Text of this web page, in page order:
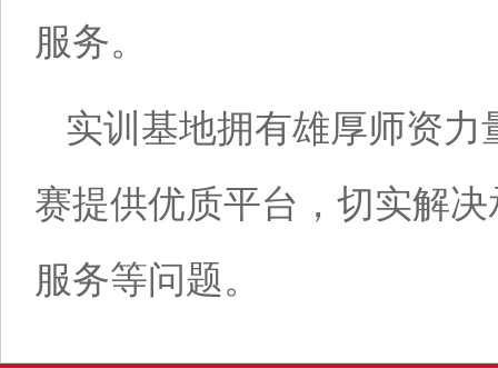
服务。
实训基地拥有雄厚师资
赛提供优质平台，切实解
服务等问题。